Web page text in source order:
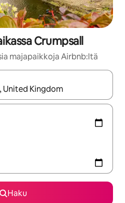
Crumpsall
majapaikkoja Airbnb:ltä
navigoi ylös- ja alas-
Haku